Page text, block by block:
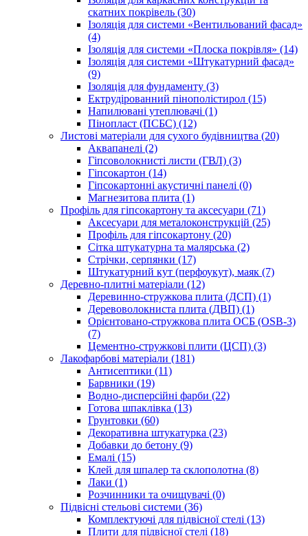
скатних покрівель (30)
Ізоляція для системи «Вентильований фасад»
(4)
Ізоляція для системи «Плоска покрівля» (14)
Ізоляція для системи «Штукатурний фасад»
(9)
Ізоляція для фундаменту (3)
Ектрудірованний пінополістирол (15)
Напилювані утеплювачі (1)
Пінопласт (ПСБС) (12)
Листові матеріали для сухого будівництва (20)
Аквапанелі (2)
Гіпсоволокнисті листи (ГВЛ) (3)
Гіпсокартон (14)
Гіпсокартонні акустичні панелі (0)
Магнезитова плита (1)
Профіль для гіпсокартону та аксесуари (71)
Аксесуари для металоконструкцій (25)
Профіль для гіпсокартону (20)
Сітка штукатурна та малярська (2)
Стрічки, серпянки (17)
Штукатурний кут (перфоукут), маяк (7)
Деревно-плитні матеріали (12)
Деревинно-стружкова плита (ДСП) (1)
Деревоволокниста плита (ДВП) (1)
Орієнтовано-стружкова плита ОСБ (OSB-3)
(7)
Цементно-стружкові плити (ЦСП) (3)
Лакофарбові матеріали (181)
Антисептики (11)
Барвники (19)
Водно-дисперсійні фарби (22)
Готова шпаклівка (13)
Грунтовки (60)
Декоративна штукатурка (23)
Добавки до бетону (9)
Емалі (15)
Клей для шпалер та склополотна (8)
Лаки (1)
Розчинники та очищувачі (0)
Підвісні стельові системи (36)
Комплектуючі для підвісної стелі (13)
Плити для підвісної стелі (18)